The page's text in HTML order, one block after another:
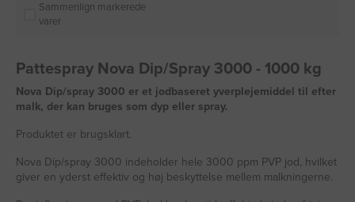
Sammenlign markerede
varer
Pattespray Nova Dip/Spray 3000 - 1000 kg
Nova Dip/spray 3000 er et jodbaseret yverplejemiddel til efter
malk, der kan bruges som dyp eller spray.
Produktet er brugsklart.
Nova Dip/spray 3000 indeholder hele 3000 ppm PVP jod, hvilket
giver en yderst effektiv og høj beskyttelse mellem malkningerne.